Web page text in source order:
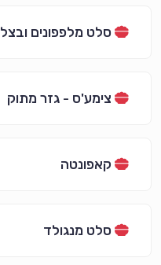
סלט מלפפונים ובצל
צימע'ס - גזר מתוק
קאפונטה
סלט מנגולד